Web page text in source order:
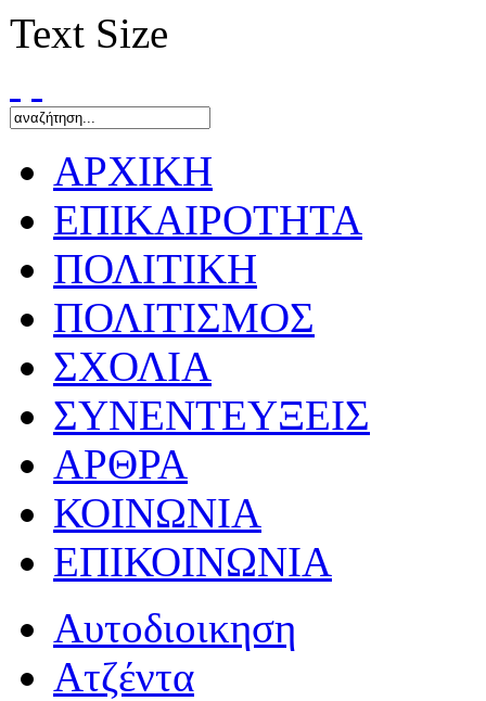
Text Size
ΑΡΧΙΚΗ
ΕΠΙΚΑΙΡΟΤΗΤΑ
ΠΟΛΙΤΙΚΗ
ΠΟΛΙΤΙΣΜΟΣ
ΣΧΟΛΙΑ
ΣΥΝΕΝΤΕΥΞΕΙΣ
ΑΡΘΡΑ
ΚΟΙΝΩΝΙΑ
ΕΠΙΚΟΙΝΩΝΙΑ
Αυτοδιοικηση
Ατζέντα